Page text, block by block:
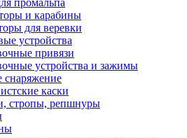
промальпа
и карабины
для веревки
устройства
привязи
устройства и зажимы
снаряжение
каски
стропы, репшнуры